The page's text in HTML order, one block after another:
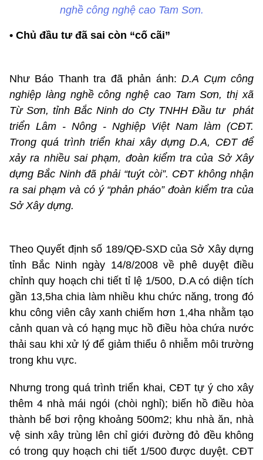
nghề công nghệ cao Tam Sơn.
• Chủ đầu tư đã sai còn “cố cãi”
Như Báo Thanh tra đã phản ánh:D.A Cụm công
nghiệp làng nghề công nghệ cao Tam Sơn, thị xã
Từ Sơn, tỉnh Bắc Ninh do Cty TNHH Đầu tư phát
triển Lâm - Nông - Nghiệp Việt Nam làm (CĐT.
Trong quá trình triển khai xây dựng D.A, CĐT để
xảy ra nhiều sai phạm, đoàn kiểm tra của Sở Xây
dựng Bắc Ninh đã phải “tuýt còi”. CĐT không nhận
ra sai phạm và có ý “phản pháo” đoàn kiểm tra của
Sở Xây dựng.
Theo Quyết định số 189/QĐ-SXD của Sở Xây dựng
tỉnh Bắc Ninh ngày 14/8/2008 về phê duyệt điều
chỉnh quy hoạch chi tiết tỉ lệ 1/500, D.A có diện tích
gần 13,5ha chia làm nhiều khu chức năng, trong đó
khu công viên cây xanh chiếm hơn 1,4ha nhằm tạo
cảnh quan và có hạng mục hồ điều hòa chứa nước
thải sau khi xử lý để giảm thiểu ô nhiễm môi trường
trong khu vực.
Nhưng trong quá trình triển khai, CĐT tự ý cho xây
thêm 4 nhà mái ngói (chòi nghỉ); biến hồ điều hòa
thành bể bơi rộng khoảng 500m2; khu nhà ăn, nhà
vệ sinh xây trùng lên chỉ giới đường đỏ đều không
có trong quy hoạch chi tiết 1/500 được duyệt. CĐT